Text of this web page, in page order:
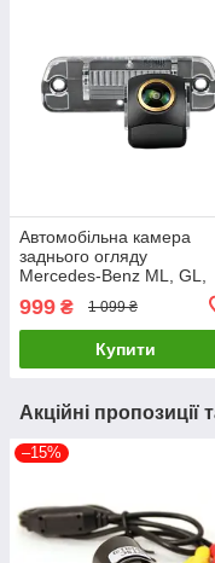
Автомобільна камера
заднього огляду
Mercedes-Benz ML, GL,
(2006-14) HS-8259 AHD
720/1080
999 ₴ 1 099 ₴
Купити
Акційні пропозиції
–15%